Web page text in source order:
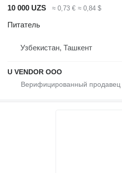
10 000 UZS
≈ 0,73 € ≈ 0,84 $
Питатель
Узбекистан, Ташкент
U VENDOR OOO